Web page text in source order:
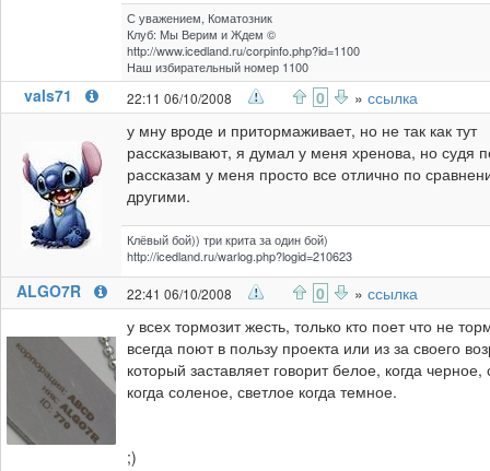
С уважением, Коматозник
Клуб: Мы Верим и Ждем ©
http://www.icedland.ru/corpinfo.php?id=1100
Наш избирательный номер 1100
vals71 22:11 06/10/2008 0 » ссылка
у мну вроде и притормаживает, но не так как тут
рассказывают, я думал у меня хренова, но судя
рассказам у меня просто все отлично по
другими.
Клёвый бой)) три крита за один бой)
http://icedland.ru/warlog.php?logid=210623
ALGO7R 22:41 06/10/2008 0 » ссылка
у всех тормозит жесть, только кто поет что не
всегда поют в пользу проекта или из за своего
который заставляет говорит белое, когда черное,
когда соленое, светлое когда темное.
;)